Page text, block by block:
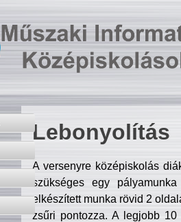
Lebonyolítás
A versenyre középiskolás
szükséges egy
elkészített munka rövid 2
zsűri pontozza. A legjobb